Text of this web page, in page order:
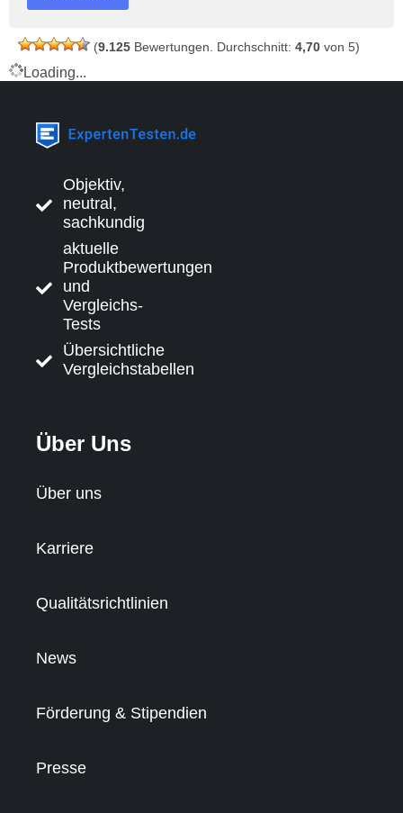
(9.125 Bewertungen. Durchschnitt: 4,70 von 5)
Loading...
Objektiv,
neutral,
sachkundig
aktuelle
Produktbewertungen
und
Vergleichs-
Tests
Übersichtliche
Vergleichstabellen
Über Uns
Über uns
Karriere
Qualitätsrichtlinien
News
Förderung & Stipendien
Presse